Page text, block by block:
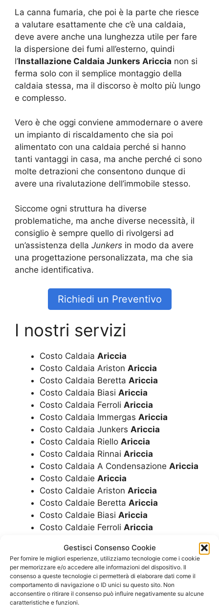
Gestisci Consenso Cookie
Per fornire le migliori esperienze, utilizziamo tecnologie come i cookie
per memorizzare e/o accedere alle informazioni del dispositivo. Il
consenso a queste tecnologie ci permetterà di elaborare dati come il
comportamento di navigazione o ID unici su questo sito. Non
acconsentire o ritirare il consenso può influire negativamente su alcune
caratteristiche e funzioni.
La canna fumaria, che poi è la parte che riesce
a valutare esattamente che c’è una caldaia,
deve avere anche una lunghezza utile per fare
la dispersione dei fumi all’esterno, quindi
l’Installazione Caldaia Junkers Ariccia non si
ferma solo con il semplice montaggio della
caldaia stessa, ma il discorso è molto più lungo
e complesso.
Vero è che oggi conviene ammodernare o avere
un impianto di riscaldamento che sia poi
alimentato con una caldaia perché si hanno
tanti vantaggi in casa, ma anche perché ci sono
molte detrazioni che consentono dunque di
avere una rivalutazione dell’immobile stesso.
Siccome ogni struttura ha diverse
problematiche, ma anche diverse necessità, il
consiglio è sempre quello di rivolgersi ad
un’assistenza della Junkers in modo da avere
una progettazione personalizzata, ma che sia
anche identificativa.
Richiedi un Preventivo
I nostri servizi
Costo Caldaia Ariccia
Costo Caldaia Ariston Ariccia
Costo Caldaia Beretta Ariccia
Costo Caldaia Biasi Ariccia
Costo Caldaia Ferroli Ariccia
Costo Caldaia Immergas Ariccia
Costo Caldaia Junkers Ariccia
Costo Caldaia Riello Ariccia
Costo Caldaia Rinnai Ariccia
Costo Caldaia A Condensazione Ariccia
Costo Caldaie Ariccia
Costo Caldaie Ariston Ariccia
Costo Caldaie Beretta Ariccia
Costo Caldaie Biasi Ariccia
Costo Caldaie Ferroli Ariccia
Costo Caldaie Junkers Ariccia
Costo Caldaie RielloAriccia
Costo Caldaie RinnaiAriccia
Costo Caldaie A CondensazioneAriccia
Costo Montaggio Caldaia